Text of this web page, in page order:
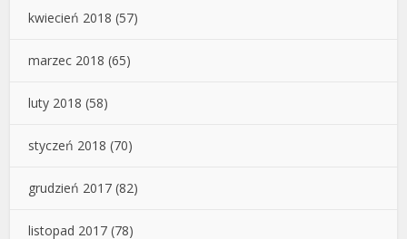
kwiecień 2018 (57)
marzec 2018 (65)
luty 2018 (58)
styczeń 2018 (70)
grudzień 2017 (82)
listopad 2017 (78)